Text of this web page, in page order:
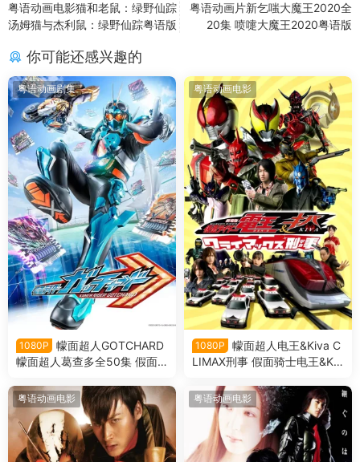
粤语动画电影猫和老鼠：绿野仙踪
汤姆猫与杰利鼠：绿野仙踪粤语版
粤语动画片新乞嗤大魔王2020全
20集 喷嚏大魔王2020粤语版
你可能还感兴趣的
粤语动画剧集
1080P
幪面超人GOTCHARD
幪面超人葛查多全50集 假面
粤语动画电影
1080P
幪面超人电王&Kiva C
LIMAX刑事 假面骑士电王&Kiv
粤语动画电影 粤语动画电影